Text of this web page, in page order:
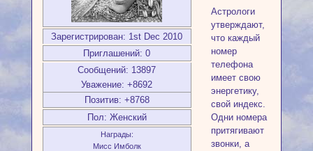
Зарегистрирован: 1st Dec 2010
Приглашений: 0
Сообщений: 13897
Уважение: +8692
Позитив: +8768
Пол: Женский
Награды:
Мисс Имболк
Астрологи
утверждают,
что каждый
номер
телефона
имеет свою
энергетику,
свой индекс.
Одни номера
притягивают
звонки, а